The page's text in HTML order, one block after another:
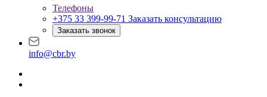
Телефоны
+375 33 399-99-71 Заказать консультацию
Заказать звонок
info@cbr.by